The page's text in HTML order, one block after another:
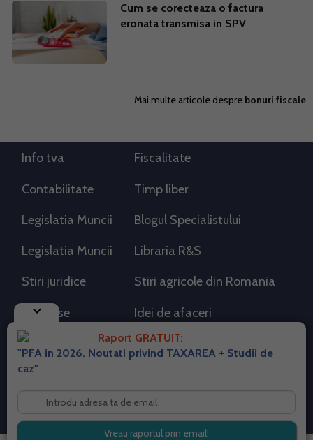
Cum se corecteaza o factura
eronata transmisa in SPV
Mai multe articole despre bonuri fiscale
keyboard_arrow_down
Raport GRATUIT:
"PFA in 2026. Noutati privind TAXAREA + Studii de
caz"
Info tva Fiscalitate
Contabilitate Timp liber
Legislatia Muncii Blogul Specialistului
Legislatia Muncii Libraria R&S
Stiri juridice Stiri agricole din Romania
AdSense Idei de afaceri
RSS Flux RSS 2.0
Despre cookies
Termeni si conditii
Contact